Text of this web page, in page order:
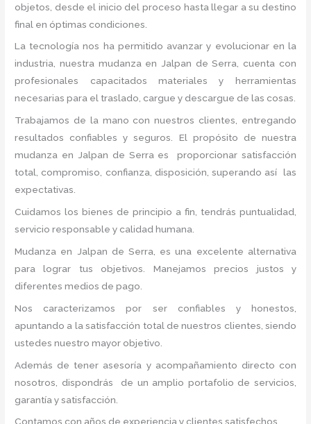
objetos, desde el inicio del proceso hasta llegar a su destino
final en óptimas condiciones.
La tecnología nos ha permitido avanzar y evolucionar en la
industria, nuestra mudanza en Jalpan de Serra, cuenta con
profesionales capacitados materiales y herramientas
necesarias para el traslado, cargue y descargue de las cosas.
Trabajamos de la mano con nuestros clientes, entregando
resultados confiables y seguros. El propósito de nuestra
mudanza en Jalpan de Serraes proporcionar satisfacción
total, compromiso, confianza, disposición, superando así las
expectativas.
Cuidamos los bienes de principio a fin, tendrás puntualidad,
servicio responsable y calidad humana.
Mudanza en Jalpan de Serra, es una excelente alternativa
para lograr tus objetivos. Manejamos precios justos y
diferentes medios de pago.
Nos caracterizamos por ser confiables y honestos,
apuntando a la satisfacción total de nuestros clientes, siendo
ustedes nuestro mayor objetivo.
Además de tener asesoría y acompañamiento directo con
nosotros, dispondrás de un amplio portafolio de servicios,
garantía y satisfacción.
Contamos con años de experiencia y clientes satisfechos.